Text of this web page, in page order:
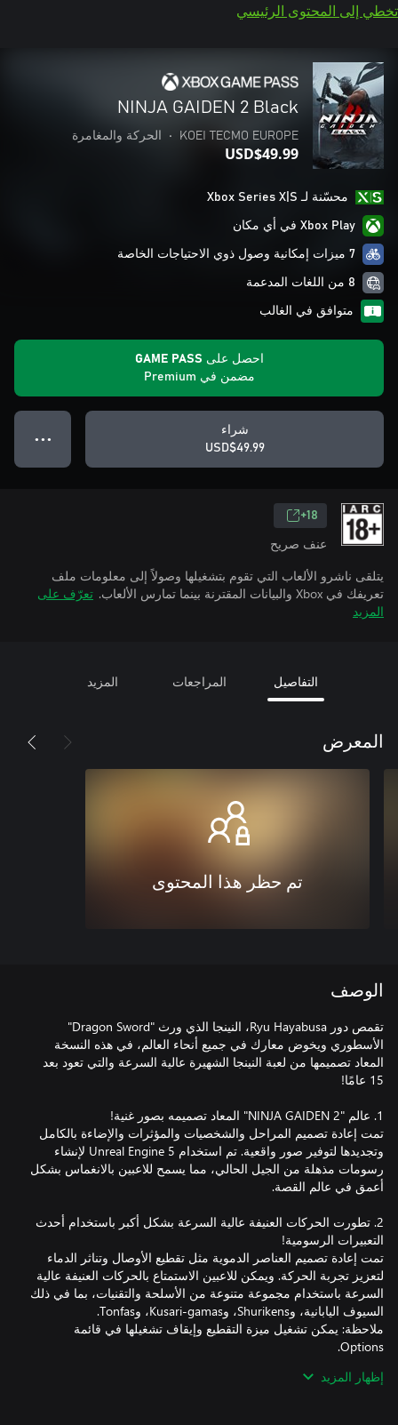
تخطي إلى المحتوى الرئيسي
NINJA GAIDEN 2 Black
KOEI TECMO EUROPE
• الحركة والمغامرة
USD$49.99
محسّنة لـ Xbox Series X|S
Xbox Play في أي مكان
7 ميزات إمكانية وصول ذوي الاحتياجات الخاصة
8 من اللغات المدعمة
متوافق في الغالب
احصل على GAME PASS
مضمن في Premium
شراء
USD$49.99
● ● ●
18+
عنف صريح
يتلقى ناشرو الألعاب التي تقوم بتشغيلها وصولاً إلى معلومات ملف
تعريفك في Xbox والبيانات المقترنة بينما تمارس الألعاب.
تعرّف على
المزيد
التفاصيل المراجعات المزيد
المعرض
تم حظر هذا المحتوى
الوصف
تقمص دور Ryu Hayabusa، النينجا الذي ورث "Dragon Sword"
الأسطوري ويخوض معارك في جميع أنحاء العالم، في هذه النسخة
المعاد تصميمها من لعبة النينجا الشهيرة عالية السرعة والتي تعود بعد
تمت إعادة تصميم المراحل والشخصيات والمؤثرات والإضاءة بالكامل
وتجديدها لتوفير صور واقعية. تم استخدام Unreal Engine 5 لإنشاء
رسومات مذهلة من الجيل الحالي، مما يسمح للاعبين بالانغماس بشكل
2. تطورت الحركات العنيفة عالية السرعة بشكل أكبر باستخدام أحدث
تمت إعادة تصميم العناصر الدموية مثل تقطيع الأوصال وتناثر الدماء
لتعزيز تجربة الحركة. ويمكن للاعبين الاستمتاع بالحركات العنيفة عالية
السرعة باستخدام مجموعة متنوعة من الأسلحة والتقنيات، بما في ذلك
ملاحظة: يمكن تشغيل ميزة التقطيع وإيقاف تشغيلها في قائمة
3. كما تم تضمين شخصيات إضافية ووضع للمبتدئين وعناصر من ألعاب
إظهار المزيد